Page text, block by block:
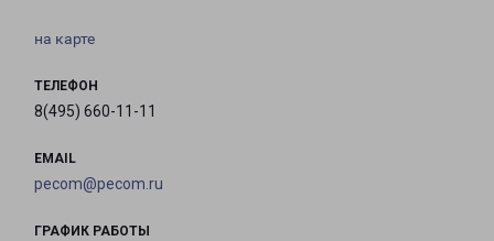
на карте
ТЕЛЕФОН
8(495) 660-11-11
EMAIL
pecom@pecom.ru
ГРАФИК РАБОТЫ